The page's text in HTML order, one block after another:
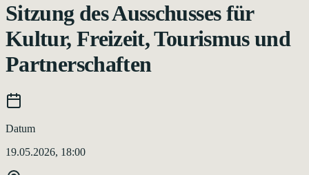
Sitzung des Ausschusses für
Kultur, Freizeit, Tourismus und
Partnerschaften
Datum
19.05.2026, 18:00